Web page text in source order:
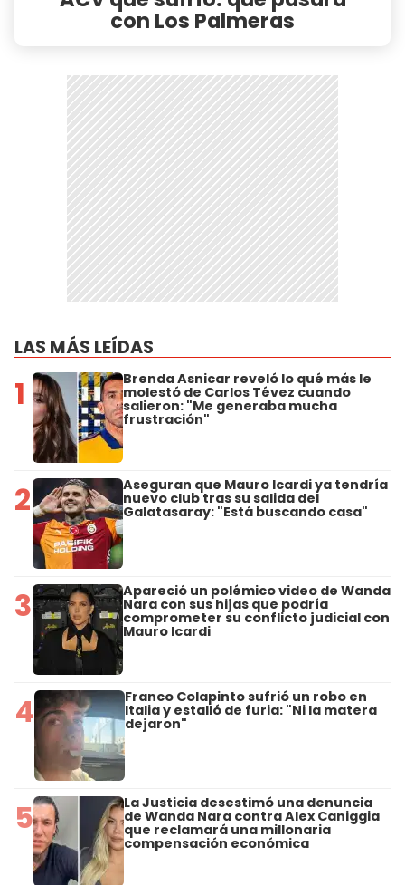
con Los Palmeras
LAS MÁS LEÍDAS
1 Brenda Asnicar reveló lo qué más le
molestó de Carlos Tévez cuando
salieron: "Me generaba mucha
frustración"
2 Aseguran que Mauro Icardi ya tendría
nuevo club tras su salida del
Galatasaray: "Está buscando casa"
3 Apareció un polémico video de Wanda
Nara con sus hijas que podría
comprometer su conflicto judicial con
Mauro Icardi
4 Franco Colapinto sufrió un robo en
Italia y estalló de furia: "Ni la matera
dejaron"
5 La Justicia desestimó una denuncia
de Wanda Nara contra Alex Caniggia
que reclamará una millonaria
compensación económica